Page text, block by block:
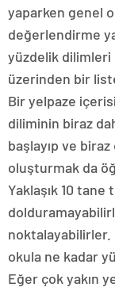
yaparken genel
değerlendirme
yüzdelik
üzerinden bir
Bir yelpaze
diliminin biraz
başlayıp ve
oluşturmak da
Yaklaşık 10 tane
noktalayabilirler.
okula ne kadar
Eğer çok yakın